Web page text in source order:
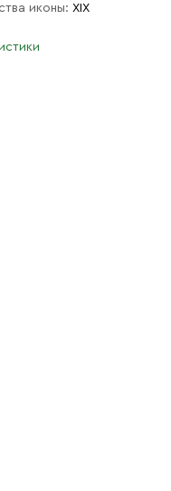
иконы: XIX